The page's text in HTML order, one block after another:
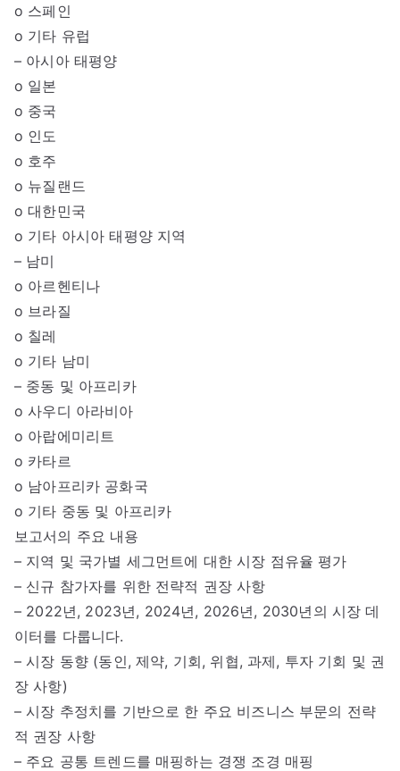
o 스페인
o 기타 유럽
– 아시아 태평양
o 일본
o 중국
o 인도
o 호주
o 뉴질랜드
o 대한민국
o 기타 아시아 태평양 지역
– 남미
o 아르헨티나
o 브라질
o 칠레
o 기타 남미
– 중동 및 아프리카
o 사우디 아라비아
o 아랍에미리트
o 카타르
o 남아프리카 공화국
o 기타 중동 및 아프리카
보고서의 주요 내용
– 지역 및 국가별 세그먼트에 대한 시장 점유율 평가
– 신규 참가자를 위한 전략적 권장 사항
– 2022년, 2023년, 2024년, 2026년, 2030년의 시장 데
이터를 다룹니다.
– 시장 동향 (동인, 제약, 기회, 위협, 과제, 투자 기회 및 권
장 사항)
– 시장 추정치를 기반으로 한 주요 비즈니스 부문의 전략
적 권장 사항
– 주요 공통 트렌드를 매핑하는 경쟁 조경 매핑